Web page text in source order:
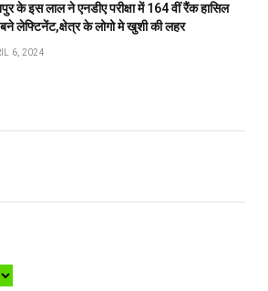
के इस लाल ने एनडीए परीक्षा में 164 वीं रैंक हासिल
लेफ्टिनेंट,क्षेत्र के लोगो मे खुशी की लहर
6, 2024